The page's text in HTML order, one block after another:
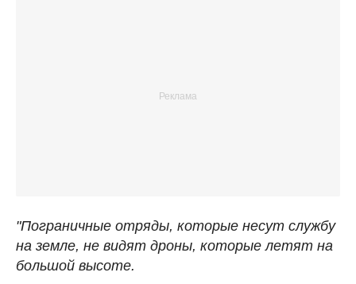
"Пограничные отряды, которые несут службу
на земле, не видят дроны, которые летят на
большой высоте.